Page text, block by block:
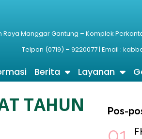
Raya Manggar Gantung – Komplek
Telpon (0719) – 9220077 | Email :
Berita Layanan
TAHUN
Pos-